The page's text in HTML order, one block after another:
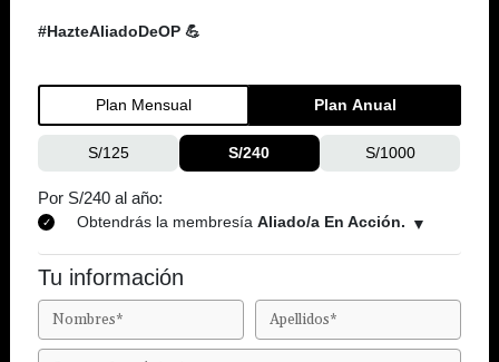
#HazteAliadoDeOP 💪
Plan Mensual Plan Anual
S/125 S/240 S/1000
Por S/240 al año:
Obtendrás la membresía Aliado/a En Acción.
Tu información